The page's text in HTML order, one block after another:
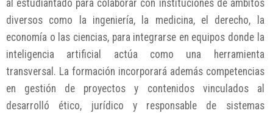
al estudiantado para colaborar con instituciones de ámbitos
diversos como la ingeniería, la medicina, el derecho, la
economía o las ciencias, para integrarse en equipos donde la
inteligencia artificial actúa como una herramienta
transversal. La formación incorporará además competencias
en gestión de proyectos y contenidos vinculados al
desarrolló ético, jurídico y responsable de sistemas